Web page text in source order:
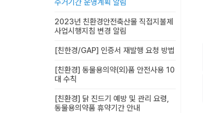
수거기간 운영계획 알림
2023년 친환경안전축산물 직접지불제
사업시행지침 변경 알림
[친한경/GAP] 인증서 재발행 요청 방법
[친환경] 동물용의약(외)품 안전사용 10
대 수칙
[친환경] 닭 진드기 예방 및 관리 요령,
동물용의약품 휴약기간 안내